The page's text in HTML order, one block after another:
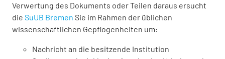
Verwertung des Dokuments oder Teilen daraus ersucht
die SuUB Bremen Sie im Rahmen der üblichen
wissenschaftlichen Gepflogenheiten um:
Nachricht an die besitzende Institution